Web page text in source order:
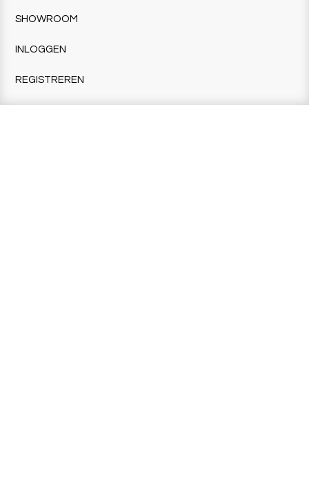
SHOWROOM
INLOGGEN
REGISTREREN